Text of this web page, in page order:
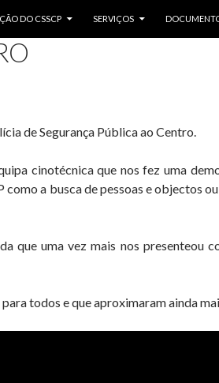
DO CSSCP
SERVIÇOS
de Segurança Pública ao Centro.
cinotécnica que nos fez uma
como a busca de pessoas e objectos
que uma vez mais nos presenteou
todos e que aproximaram ainda